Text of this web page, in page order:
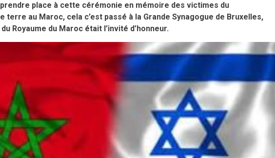
place à cette cérémonie en mémoire des victimes du
terre au Maroc, cela c’est passé à la Grande Synagogue de Bruxelles,
du Royaume du Maroc était l’invité d’honneur.